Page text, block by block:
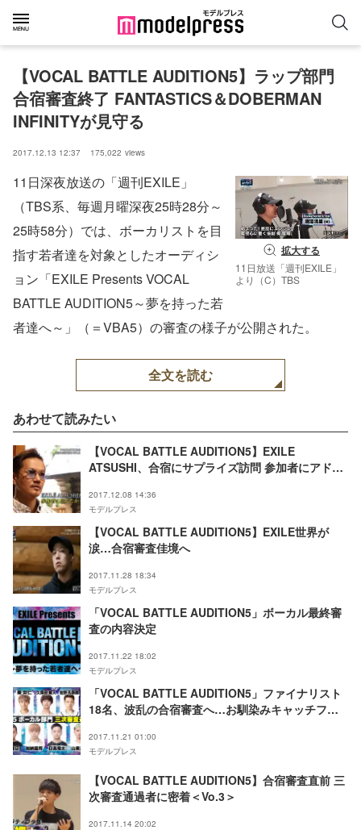
【VOCAL BATTLE AUDITION5】ラップ部門
合宿審査終了 FANTASTICS＆DOBERMAN
INFINITYが見守る
2017.12.13 12:37 175,022 views
拡大する
11日放送「週刊EXILE」
より（C）TBS
11日深夜放送の「週刊EXILE」
（TBS系、毎週月曜深夜25時28分～
25時58分）では、ボーカリストを目
指す若者達を対象としたオーディシ
ョン「EXILE Presents VOCAL
BATTLE AUDITION5～夢を持った若
者達へ～」（＝VBA5）の審査の様子が公開された。
全文を読む
あわせて読みたい
【VOCAL BATTLE AUDITION5】EXILE
ATSUSHI、合宿にサプライズ訪問 参加者にアドバ
2017.12.08 14:36
モデルプレス
【VOCAL BATTLE AUDITION5】EXILE世界が
涙…合宿審査佳境へ
2017.11.28 18:34
モデルプレス
「VOCAL BATTLE AUDITION5」ボーカル最終審
査の内容決定
2017.11.22 18:02
モデルプレス
「VOCAL BATTLE AUDITION5」ファイナリスト
18名、波乱の合宿審査へ…お馴染みキャッチフレ
2017.11.21 01:00
モデルプレス
【VOCAL BATTLE AUDITION5】合宿審査直前 三
次審査通過者に密着＜Vo.3＞
2017.11.14 20:02